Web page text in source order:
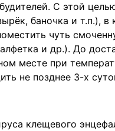
С этой
баночка и т.п.),
чуть
и др.). До
месте при
не позднее 3-х
клещевого